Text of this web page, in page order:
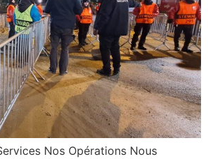
Nos Opérations Nous